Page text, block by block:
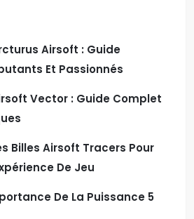
Airsoft : Guide
Et Passionnés
Vector : Guide Complet
Billes Airsoft Tracers Pour
De Jeu
De La Puissance 5